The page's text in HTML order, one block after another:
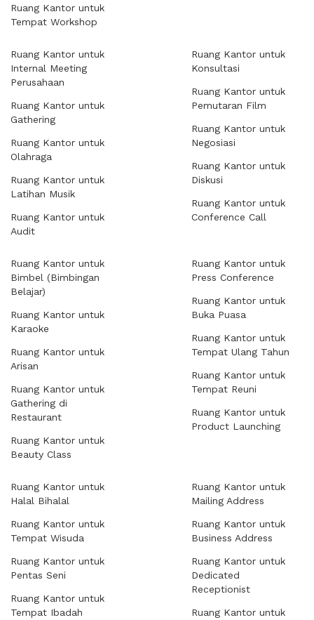
Ruang Kantor untuk
Tempat Workshop
Ruang Kantor untuk
Internal Meeting
Perusahaan
Ruang Kantor untuk
Gathering
Ruang Kantor untuk
Olahraga
Ruang Kantor untuk
Latihan Musik
Ruang Kantor untuk
Audit
Ruang Kantor untuk
Konsultasi
Ruang Kantor untuk
Pemutaran Film
Ruang Kantor untuk
Negosiasi
Ruang Kantor untuk
Diskusi
Ruang Kantor untuk
Conference Call
Ruang Kantor untuk
Bimbel (Bimbingan
Belajar)
Ruang Kantor untuk
Karaoke
Ruang Kantor untuk
Arisan
Ruang Kantor untuk
Gathering di
Restaurant
Ruang Kantor untuk
Beauty Class
Ruang Kantor untuk
Press Conference
Ruang Kantor untuk
Buka Puasa
Ruang Kantor untuk
Tempat Ulang Tahun
Ruang Kantor untuk
Tempat Reuni
Ruang Kantor untuk
Product Launching
Ruang Kantor untuk
Halal Bihalal
Ruang Kantor untuk
Tempat Wisuda
Ruang Kantor untuk
Pentas Seni
Ruang Kantor untuk
Tempat Ibadah
Ruang Kantor untuk
Mailing Address
Ruang Kantor untuk
Business Address
Ruang Kantor untuk
Dedicated
Receptionist
Ruang Kantor untuk